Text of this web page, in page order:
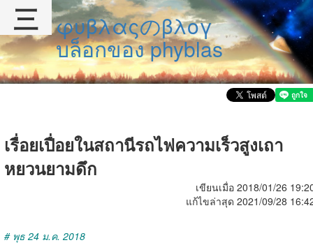
φυβλαςのβλογ
บล็อกของ phyblas
เรื่อยเปื่อยในสถานีรถไฟความเร็วสูงเถา
หยวนยามดึก
เขียนเมื่อ 2018/01/26
แก้ไขล่าสุด 2021/09/28
# พุธ 24 ม.ค. 2018
三